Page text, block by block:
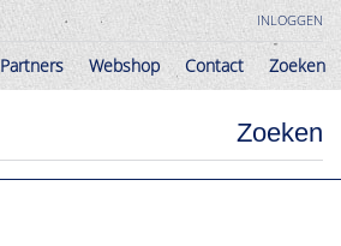
INLOGGEN
Partners Webshop Contact Zoeken